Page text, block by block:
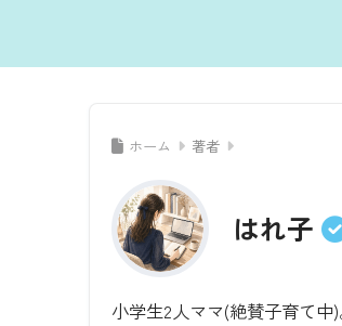
ホーム 著者
はれ子
小学生2人ママ(絶賛子育て